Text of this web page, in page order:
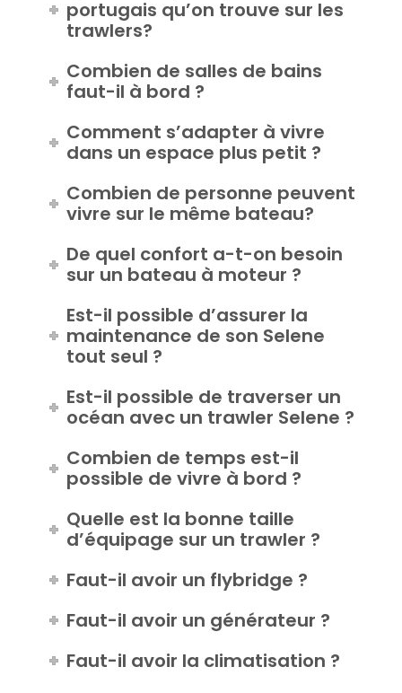
Qu’est-ce qu’un pont
trawlers?
faut-il à bord ?
Comment s’adapter à vivre
dans un espace plus petit ?
vivre sur le même bateau?
sur un bateau à moteur ?
Est-il possible d’assurer la
tout seul ?
océan avec un trawler Selene ?
Combien de temps est-il
possible de vivre à bord ?
Quelle est la bonne taille
d’équipage sur un trawler ?
Faut-il avoir un flybridge ?
Faut-il avoir un générateur ?